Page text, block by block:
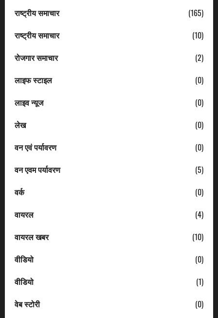
राष्ट्रीय समाचार
(165)
राष्ट्रीय समाचार
(10)
रोजगार समाचार
(2)
लाइफ स्टाइल
(0)
लाइव न्यूज
(0)
लेख
(0)
वन एवं पर्यावरण
(0)
वन एवम पर्यावरण
(5)
वर्क
(0)
वायरल
(4)
वायरल खबर
(10)
वीडियो
(0)
वीडियो
(1)
वेब स्टोरी
(0)